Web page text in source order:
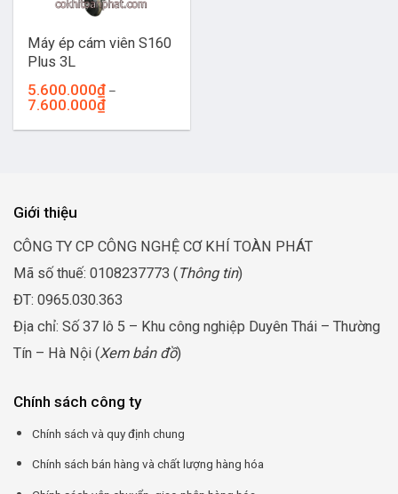
Máy ép cám viên S160
Plus 3L
5.600.000₫ –
7.600.000₫Khoảng
Giới thiệu
CÔNG TY CP CÔNG NGHỆ CƠ KHÍ TOÀN PHÁT
Mã số thuế: 0108237773 ( Thông tin)
ĐT: 0965.030.363
Địa chỉ: Số 37 lô 5 – Khu công nghiệp Duyên Thái – Thường
Tín – Hà Nội (Xem bản đồ)
Chính sách công ty
Chính sách và quy định chung
Chính sách bán hàng và chất lượng hàng hóa